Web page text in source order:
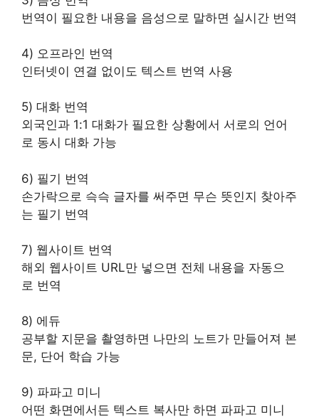
번역이 필요한 내용을 음성으로 말하면 실시간 번역
4) 오프라인 번역
인터넷이 연결 없이도 텍스트 번역 사용
5) 대화 번역
외국인과 1:1 대화가 필요한 상황에서 서로의 언어
로 동시 대화 가능
6) 필기 번역
손가락으로 슥슥 글자를 써주면 무슨 뜻인지 찾아주
는 필기 번역
7) 웹사이트 번역
해외 웹사이트 URL만 넣으면 전체 내용을 자동으
로 번역
8) 에듀
공부할 지문을 촬영하면 나만의 노트가 만들어져 본
문, 단어 학습 가능
9) 파파고 미니
어떤 화면에서든 텍스트 복사만 하면 파파고 미니